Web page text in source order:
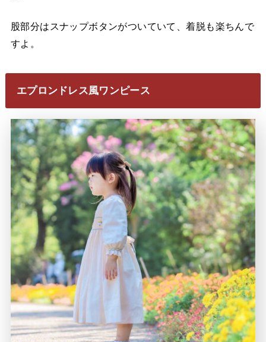
股部分はスナップボタンがついていて、着脱も楽ちんで
すよ。
エプロンドレス風ワンピース